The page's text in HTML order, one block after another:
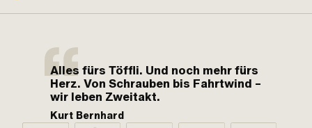
Alles fürs Töffli. Und noch mehr fürs
Herz. Von Schrauben bis Fahrtwind –
wir leben Zweitakt.
Kurt Bernhard